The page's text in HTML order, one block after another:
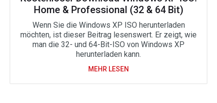
Home & Professional (32 & 64 Bit)
Wenn Sie die Windows XP ISO herunterladen
möchten, ist dieser Beitrag lesenswert. Er zeigt, wie
man die 32- und 64-Bit-ISO von Windows XP
herunterladen kann.
MEHR LESEN